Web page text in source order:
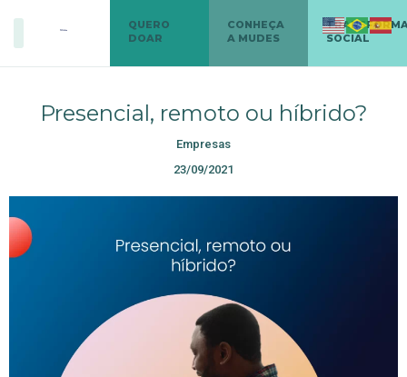
QUERO
DOAR
CONHEÇA
A MUDES
SOCIAL
Presencial, remoto ou híbrido?
Empresas
23/09/2021